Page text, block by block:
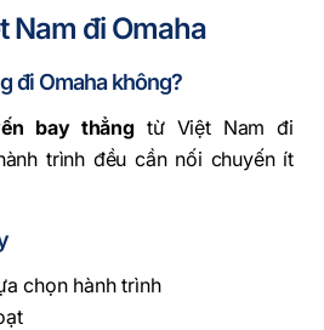
Nam đi Omaha
đi Omaha không?
bay thẳngtừ Việt Nam đi
trình đều cần nối chuyến ít
chọn hành trình